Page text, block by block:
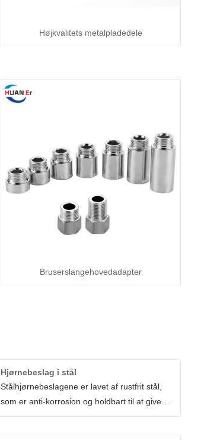
Højkvalitets metalpladedele
Bruserslangehovedadapter
Hjørnebeslag i stål
Stålhjørnebeslagene er lavet af rustfrit stål,
som er anti-korrosion og holdbart til at give